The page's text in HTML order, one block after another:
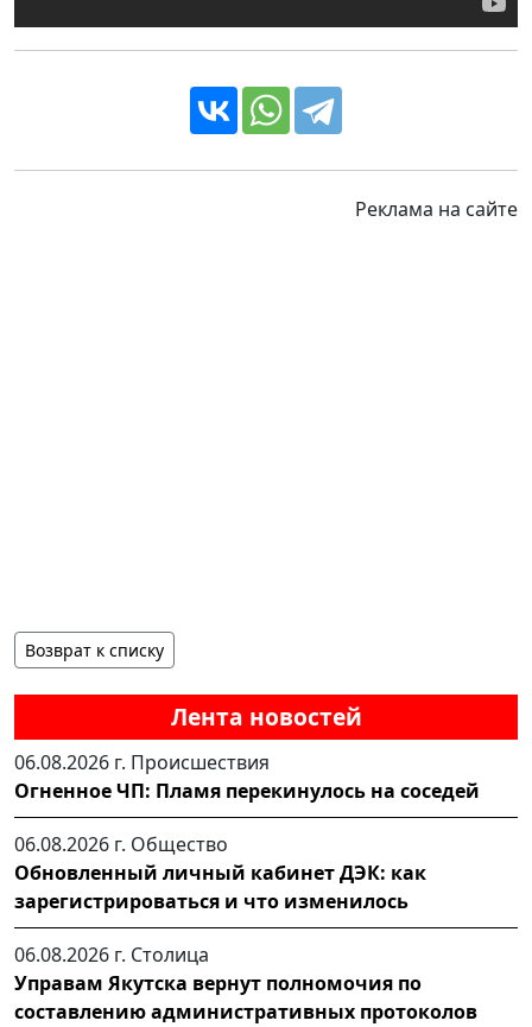
Лента новостей
06.08.2026 г. Происшествия
Огненное ЧП: Пламя перекинулось на соседей
06.08.2026 г. Общество
Обновленный личный кабинет ДЭК: как
зарегистрироваться и что изменилось
06.08.2026 г. Столица
Управам Якутска вернут полномочия по
составлению административных протоколов
Реклама на сайте
Возврат к списку